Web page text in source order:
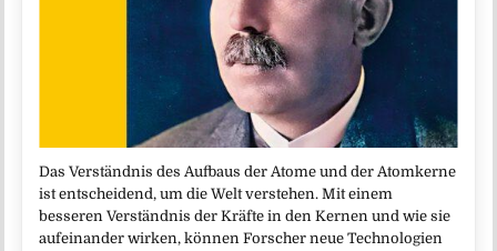
Das Verständnis des Aufbaus der Atome und der Atomkerne
ist entscheidend, um die Welt verstehen. Mit einem
besseren Verständnis der Kräfte in den Kernen und wie sie
aufeinander wirken, können Forscher neue Technologien